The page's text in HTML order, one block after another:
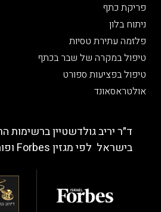
פריקת כתף
ניתוח בלון
פלזמה עתירת טסיות
טיפול במקרה של שבר בכתף
טיפול בפציעות ספורט
אולטראסאונד
ד״ר יריב גולדשטיין ברשימות
בישראל לפי מגזין Forbes ופורום dun’s 100